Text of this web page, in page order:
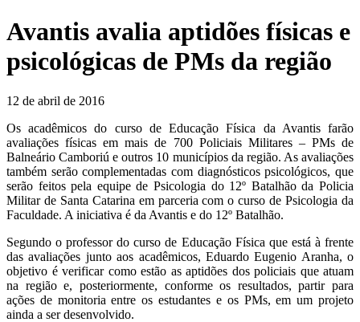
Avantis avalia aptidões físicas e
psicológicas de PMs da região
12 de abril de 2016
Os acadêmicos do curso de Educação Física da Avantis farão
avaliações físicas em mais de 700 Policiais Militares – PMs de
Balneário Camboriú e outros 10 municípios da região. As avaliações
também serão complementadas com diagnósticos psicológicos, que
serão feitos pela equipe de Psicologia do 12º Batalhão da Policia
Militar de Santa Catarina em parceria com o curso de Psicologia da
Faculdade. A iniciativa é da Avantis e do 12º Batalhão.
Segundo o professor do curso de Educação Física que está à frente
das avaliações junto aos acadêmicos, Eduardo Eugenio Aranha, o
objetivo é verificar como estão as aptidões dos policiais que atuam
na região e, posteriormente, conforme os resultados, partir para
ações de monitoria entre os estudantes e os PMs, em um projeto
ainda a ser desenvolvido.